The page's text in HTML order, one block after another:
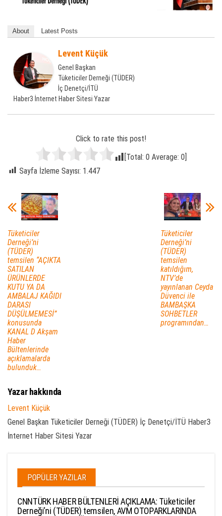
About Latest Posts
Levent Küçük
Genel Başkan
Tüketiciler Derneği (TÜDER)
İç Denetçi/İTÜ
Haber3 İnternet Haber Sitesi Yazar
Click to rate this post!
[Total: 0 Average: 0]
Sayfa İzleme Sayısı: 1.447
Tüketiciler
Derneği’ni
(TÜDER)
temsilen “AÇIKTA
SATILAN
ÜRÜNLERDE
KUTU YA DA
AMBALAJ KAĞIDI
DARASI
DÜŞÜLMEMESİ”
konusunda
KANAL D Akşam
Haber
Bültenlerinde
açıklamalarda
bulunduk…
Tüketiciler
Derneği’ni
(TÜDER)
temsilen
katıldığım,
NTV’de
yayınlanan Ceyda
Düvenci ile
BAMBAŞKA
SOHBETLER
programından…
Yazar hakkında
Levent Küçük
Genel Başkan Tüketiciler Derneği (TÜDER) İç Denetçi/İTÜ Haber3
İnternet Haber Sitesi Yazar
POPÜLER YAZILAR
CNNTÜRK HABER BÜLTENLERİ AÇIKLAMA: Tüketiciler
Derneği’ni (TÜDER) temsilen, AVM OTOPARKLARINDA